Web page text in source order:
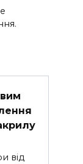
від